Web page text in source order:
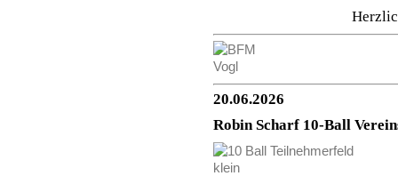
20.06.2026
Robin Scharf 10-Ball